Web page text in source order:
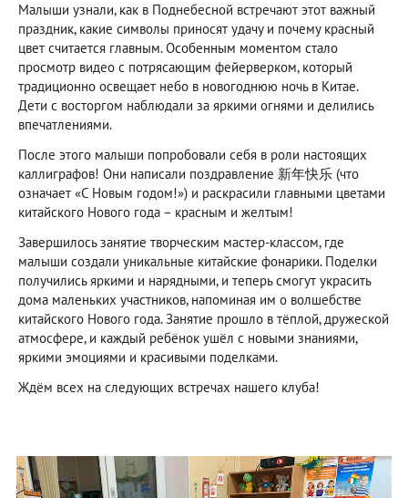
Малыши узнали, как в Поднебесной встречают этот важный
праздник, какие символы приносят удачу и почему красный
цвет считается главным. Особенным моментом стало
просмотр видео с потрясающим фейерверком, который
традиционно освещает небо в новогоднюю ночь в Китае.
Дети с восторгом наблюдали за яркими огнями и делились
впечатлениями.
После этого малыши попробовали себя в роли настоящих
каллиграфов! Они написали поздравление 新年快乐 (что
означает «С Новым годом!») и раскрасили главными цветами
китайского Нового года – красным и желтым!
Завершилось занятие творческим мастер-классом, где
малыши создали уникальные китайские фонарики. Поделки
получились яркими и нарядными, и теперь смогут украсить
дома маленьких участников, напоминая им о волшебстве
китайского Нового года. Занятие прошло в тёплой, дружеской
атмосфере, и каждый ребёнок ушёл с новыми знаниями,
яркими эмоциями и красивыми поделками.
Ждём всех на следующих встречах нашего клуба!